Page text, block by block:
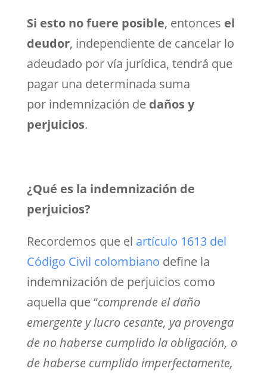
Si esto no fuere posible, entonces el
deudor, independiente de cancelar lo
adeudado por vía jurídica, tendrá que
pagar una determinada suma
por indemnización de daños y
perjuicios.
¿Qué es la indemnización de
perjuicios?
Recordemos que el artículo 1613 del
Código Civil colombiano define la
indemnización de perjuicios como
aquella que “comprende el daño
emergente y lucro cesante, ya provenga
de no haberse cumplido la obligación, o
de haberse cumplido imperfectamente,